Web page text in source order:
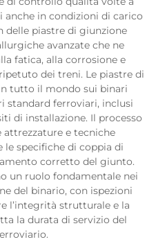
in condizioni di carico
delle piastre di giunzione
avanzate che ne
fatica, alla corrosione e
dei treni. Le piastre di
tutto il mondo sui binari
standard ferroviari, inclusi
di installazione. Il processo
e tecniche
le specifiche di coppia di
corretto del giunto.
un ruolo fondamentale nei
del binario, con ispezioni
l’integrità strutturale e la
la durata di servizio del